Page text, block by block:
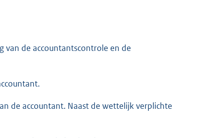
van de accountantscontrole en de
de accountant. Naast de wettelijk verplichte